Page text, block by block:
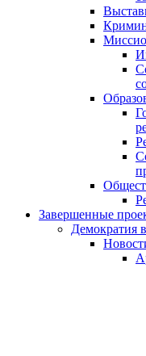
Завершенные
Демократия